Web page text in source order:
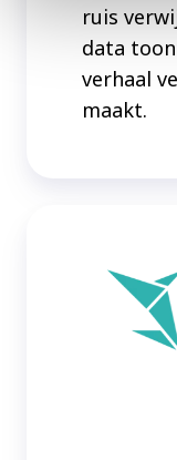
ruis
data
verhaal
maakt.